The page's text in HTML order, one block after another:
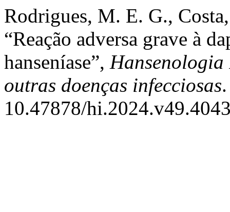
Rodrigues, M. E. G.,
“Reação adversa grave à
hanseníase”,
outras doenças infecciosas
10.47878/